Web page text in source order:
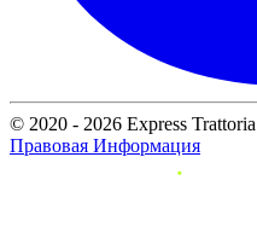
© 2020 - 2026 Express Trattoria
Правовая Информация